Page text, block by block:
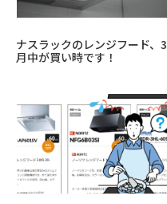
ナスラックのレンジフード、3
月中が買い時です！